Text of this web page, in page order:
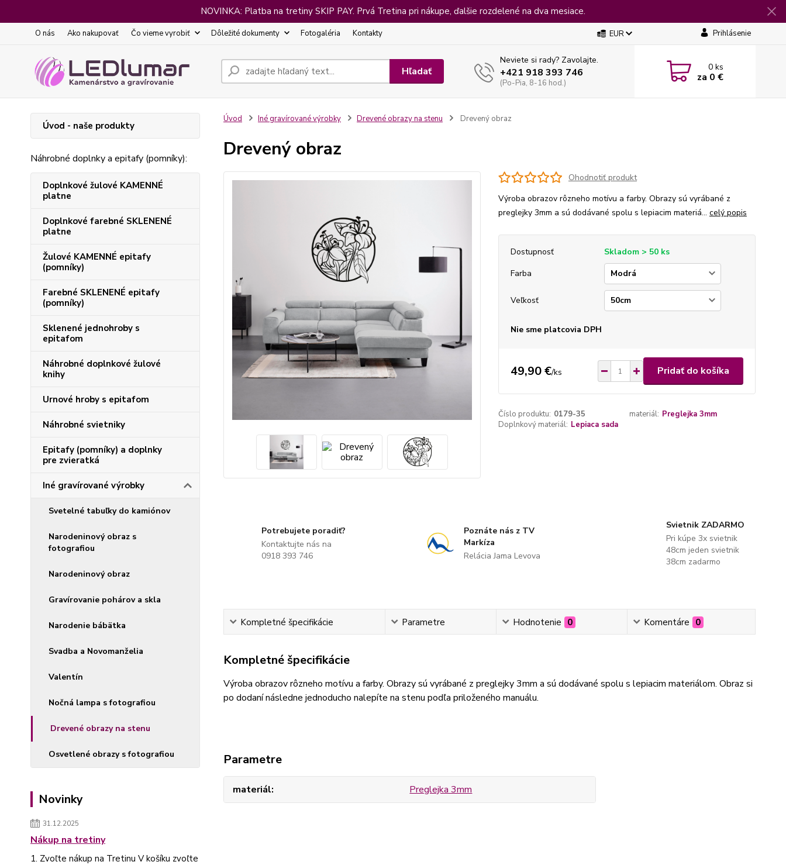
NOVINKA: Platba na tretiny SKIP PAY. Prvá Tretina pri nákupe, ďalšie rozdelené na dva mesiace.
O nás Ako nakupovať Čo vieme vyrobiť Dôležité dokumenty Fotogaléria Kontakty EUR Prihlásenie
Hľadať
Neviete si rady? Zavolajte.
+421 918 393 746
(Po-Pia, 8-16 hod.)
0ks
za 0 €
Úvod - naše produkty
Náhrobné doplnky a epitafy (pomníky):
Doplnkové žulové KAMENNÉ
platne
Doplnkové farebné SKLENENÉ
platne
Žulové KAMENNÉ epitafy
(pomníky)
Farebné SKLENENÉ epitafy
(pomníky)
Sklenené jednohroby s
epitafom
Náhrobné doplnkové žulové
knihy
Urnové hroby s epitafom
Náhrobné svietniky
Epitafy (pomníky) a doplnky
pre zvieratká
Iné gravírované výrobky
Svetelné tabuľky do kamiónov
Narodeninový obraz s
fotografiou
Narodeninový obraz
Gravírovanie pohárov a skla
Narodenie bábätka
Svadba a Novomanželia
Valentín
Nočná lampa s fotografiou
Drevené obrazy na stenu
Osvetlené obrazy s fotografiou
Novinky
31.12.2025
Nákup na tretiny
1. Zvoľte nákup na Tretinu V košíku zvoľte
Úvod Iné gravírované výrobky Drevené obrazy na stenu Drevený obraz
Drevený obraz
Ohodnotiť produkt
Výroba obrazov rôzneho motívu a farby. Obrazy sú vyrábané z
preglejky 3mm a sú dodávané spolu s lepiacim materiá... celý popis
Dostupnosť
Skladom > 50 ks
Farba
Veľkosť
Nie sme platcovia DPH
49,90 €/ks Pridať do košíka
Číslo produktu: 0179-35 materiál: Preglejka 3mm
Doplnkový materiál: Lepiaca sada
Potrebujete poradiť?
Kontaktujte nás na
0918 393 746
Poznáte nás z TV
Markíza
Relácia Jama Levova
Svietnik ZADARMO
Pri kúpe 3x svietnik
48cm jeden svietnik
38cm zadarmo
Kompletné špecifikácie Parametre Hodnotenie 0 Komentáre 0
Kompletné špecifikácie
Výroba obrazov rôzneho motívu a farby. Obrazy sú vyrábané z preglejky 3mm a sú dodávané spolu s lepiacim materiálom. Obraz si
po dodaní následne jednoducho nalepíte na stenu podľa priloženého manuálu.
Parametre
materiál Preglejka 3mm